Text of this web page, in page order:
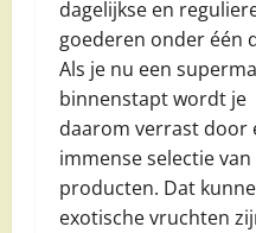
dagelijkse en
goederen onder één
Als je nu een
binnenstapt wordt je
daarom verrast door
immense selectie van
producten. Dat
exotische vruchten